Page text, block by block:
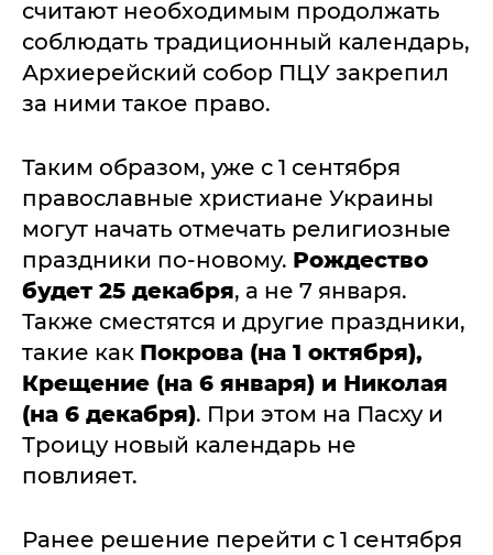
считают необходимым продолжать
соблюдать традиционный календарь,
Архиерейский собор ПЦУ закрепил
за ними такое право.
Таким образом, уже с 1 сентября
православные христиане Украины
могут начать отмечать религиозные
праздники по-новому. Рождество
будет 25 декабря, а не 7 января.
Также сместятся и другие праздники,
такие как Покрова (на 1 октября),
Крещение (на 6 января) и Николая
(на 6 декабря). При этом на Пасху и
Троицу новый календарь не
повлияет.
Ранее решение перейти с 1 сентября